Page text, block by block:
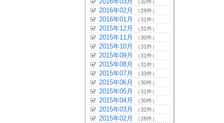
（32件）
2016年02月 （29件）
2016年01月 （31件）
2015年12月 （31件）
2015年11月 （30件）
2015年10月 （31件）
2015年09月 （31件）
2015年08月 （31件）
2015年07月 （33件）
2015年06月 （30件）
2015年05月 （31件）
2015年04月 （30件）
2015年03月 （32件）
2015年02月 （28件）